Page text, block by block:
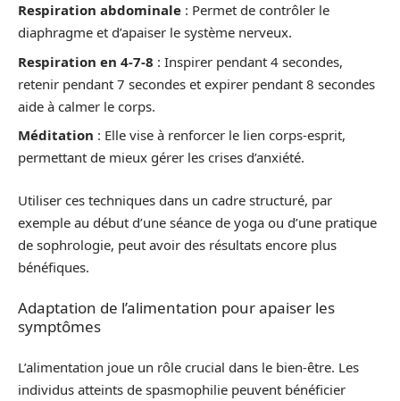
Respiration abdominale : Permet de contrôler le
diaphragme et d’apaiser le système nerveux.
Respiration en 4-7-8 : Inspirer pendant 4 secondes,
retenir pendant 7 secondes et expirer pendant 8 secondes
aide à calmer le corps.
Méditation : Elle vise à renforcer le lien corps-esprit,
permettant de mieux gérer les crises d’anxiété.
Utiliser ces techniques dans un cadre structuré, par
exemple au début d’une séance de yoga ou d’une pratique
de sophrologie, peut avoir des résultats encore plus
bénéfiques.
Adaptation de l’alimentation pour apaiser les
symptômes
L’alimentation joue un rôle crucial dans le bien-être. Les
individus atteints de spasmophilie peuvent bénéficier